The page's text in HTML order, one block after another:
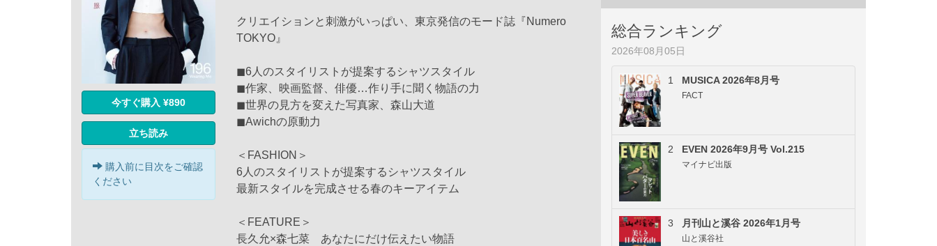
今すぐ購入 ¥890
立ち読み
購入前に目次をご確認
ください
クリエイションと刺激がいっぱい、東京発信のモード誌『Numero
TOKYO』
◼︎6人のスタイリストが提案するシャツスタイル
◼︎作家、映画監督、俳優…作り手に聞く物語の力
◼︎世界の見方を変えた写真家、森山大道
◼︎Awichの原動力
＜FASHION＞
6人のスタイリストが提案するシャツスタイル
最新スタイルを完成させる春のキーアイテム
＜FEATURE＞
長久允×森七菜 あなたにだけ伝えたい物語
総合ランキング
2026年08月05日
1 MUSICA 2026年8月号
FACT
2 EVEN 2026年9月号 Vol.215
マイナビ出版
3 月刊山と溪谷 2026年1月号
山と溪谷社